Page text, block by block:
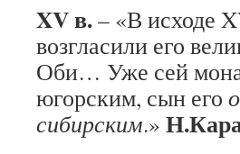
XV в.– «В исходе
возгласили его
Оби… Уже сей
югорским, сын его
сибирским.»